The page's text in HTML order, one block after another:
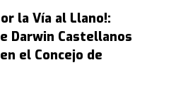
la Vía al Llano!:
Darwin Castellanos
el Concejo de